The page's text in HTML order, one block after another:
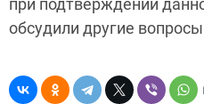
при подтверждении
обсудили другие